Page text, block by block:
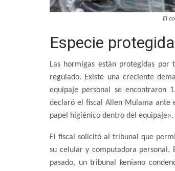
El
Especie protegida
Las hormigas están protegidas por
regulado. Existe una creciente
equipaje personal se encontraron
declaró el fiscal Allen Mulama ante
papel higiénico dentro del equipaje».
El fiscal solicitó al tribunal que
su celular y computadora
pasado, un tribunal keniano